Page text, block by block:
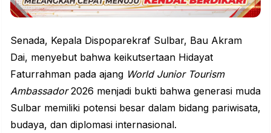
Senada, Kepala Dispoparekraf Sulbar, Bau Akram
Dai, menyebut bahwa keikutsertaan Hidayat
Faturrahman pada ajang World Junior Tourism
Ambassador2026 menjadi bukti bahwa generasi muda
Sulbar memiliki potensi besar dalam bidang pariwisata,
budaya, dan diplomasi internasional.